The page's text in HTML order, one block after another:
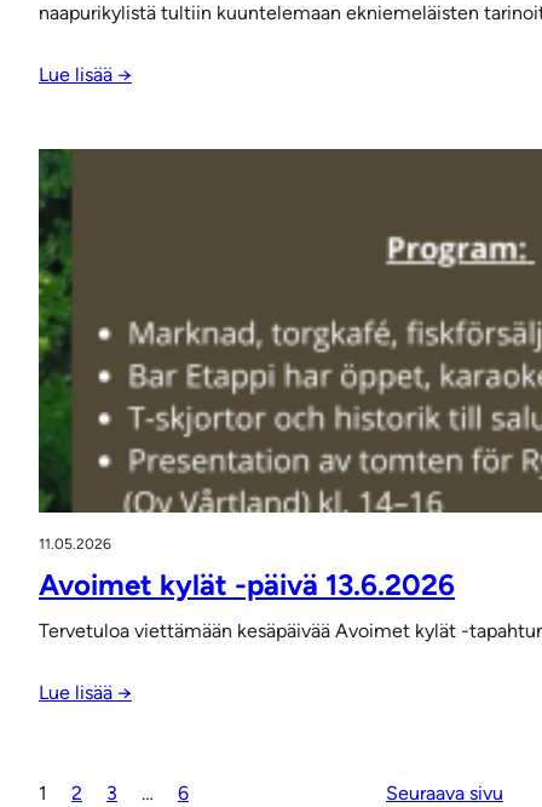
naapurikylistä tultiin kuuntelemaan ekniemeläisten
Lue lisää →
11.05.2026
Avoimet kylät -päivä 13.6.2026
Tervetuloa viettämään kesäpäivää Avoimet kylät -
Lue lisää →
1 2 3 … 6 Seuraava sivu